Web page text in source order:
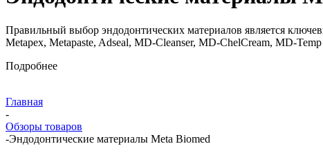
Правильный выбор эндодонтических материалов является
Metapex, Metapaste, Adseal, MD-Cleanser, MD-ChelCream, MD-
Подробнее
Главная
-
Обзоры товаров
-Эндодонтические материалы Meta Biomed